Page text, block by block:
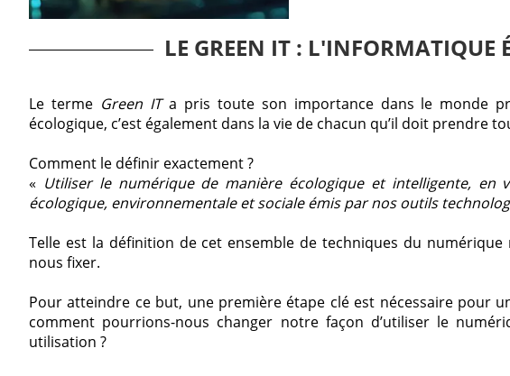
LE GREEN IT : L'INFORMATIQUE
Le terme Green ITa pris toute son importance dans le monde
écologique, c’est également dans la vie de chacun qu’il doit prendre
Comment le définir exactement ?
« Utiliser le numérique de manière écologique et intelligente,
écologique, environnementale et sociale émis par nos outils
Telle est la définition de cet ensemble de techniques du
nous fixer.
Pour atteindre ce but, une première étape clé est nécessaire pour
comment pourrions-nous changer notre façon d’utiliser le
utilisation ?